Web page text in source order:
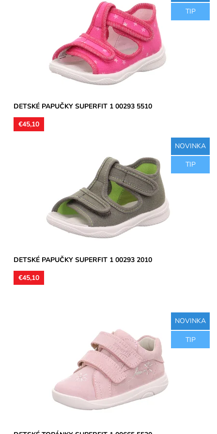
TIP
Detské sandálkové papučky so spevnenou pätou, zvršok aj
vnútorná časť textil, stielka kožená. Remienky umožňujú...
Superfit
2 roky
DETSKÉ PAPUČKY SUPERFIT 1 00293 5510
€45,10
NOVINKA
TIP
Detské sandálkové papučky so spevnenou pätou, zvršok aj
vnútorná časť textil, stielka kožená. Remienky umožňujú...
Superfit
2 roky
DETSKÉ PAPUČKY SUPERFIT 1 00293 2010
€45,10
NOVINKA
TIP
Kožené celoročné topánky, ultraľahké, zvršok koža, podšívka
koža, jemne ortopedicky tvarované stielky koža,...
Skladom
Superfit
2 roky